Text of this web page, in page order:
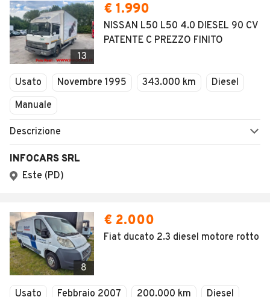
13
€ 1.990
NISSAN L50 L50 4.0 DIESEL 90 CV
PATENTE C PREZZO FINITO
Usato Novembre 1995 343.000 km
Diesel
Manuale
Descrizione
INFOCARS SRL
Este (PD)
8
€ 2.000
Fiat ducato 2.3 diesel motore rotto
Usato Febbraio 2007 200.000 km
Diesel